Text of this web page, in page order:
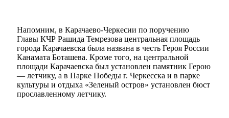
Напомним, в Карачаево-Черкесии по поручению
Главы КЧР Рашида Темрезова центральная площадь
города Карачаевска была названа в честь Героя России
Канамата Боташева. Кроме того, на центральной
площади Карачаевска был установлен памятник Герою
— летчику, а в Парке Победы г. Черкесска и в парке
культуры и отдыха «Зеленый остров» установлен бюст
прославленному летчику.
Об округе